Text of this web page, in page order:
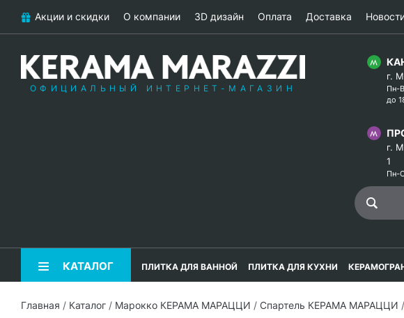
Акции и скидки О компании 3D дизайн Оплата Доставка
ОФИЦИАЛЬНЫЙ ИНТЕРНЕТ-МАГАЗИН
г.
Пн-
до
г.
1
Пн-
КАТАЛОГ ПЛИТКА ДЛЯ ВАННОЙ ПЛИТКА ДЛЯ КУХНИ
Главная / Каталог / Марокко КЕРАМА МАРАЦЦИ / Спартель КЕРАМА МАРАЦЦИ /